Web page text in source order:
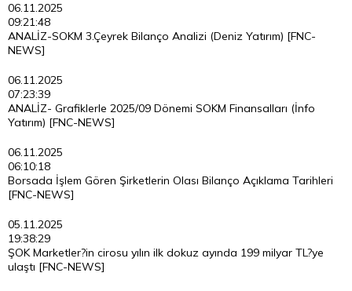
06.11.2025
09:21:48
ANALİZ-SOKM 3.Çeyrek Bilanço Analizi (Deniz Yatırım) [FNC-
NEWS]
06.11.2025
07:23:39
ANALİZ- Grafiklerle 2025/09 Dönemi SOKM Finansalları (İnfo
Yatırım) [FNC-NEWS]
06.11.2025
06:10:18
Borsada İşlem Gören Şirketlerin Olası Bilanço Açıklama Tarihleri
[FNC-NEWS]
05.11.2025
19:38:29
ŞOK Marketler?in cirosu yılın ilk dokuz ayında 199 milyar TL?ye
ulaştı [FNC-NEWS]